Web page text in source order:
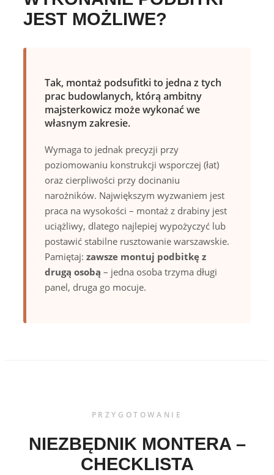
JEST MOŻLIWE?
Tak, montaż podsufitki to jedna z tych
prac budowlanych, którą ambitny
majsterkowicz może wykonać we
własnym zakresie.
Wymaga to jednak precyzji przy
poziomowaniu konstrukcji wsporczej (łat)
oraz cierpliwości przy docinaniu
narożników. Największym wyzwaniem jest
praca na wysokości – montaż z drabiny jest
uciążliwy, dlatego najlepiej wypożyczyć lub
postawić stabilne rusztowanie warszawskie.
Pamiętaj: zawsze montuj podbitkę z
drugą osobą – jedna osoba trzyma długi
panel, druga go mocuje.
PRZYGOTOWANIE
NIEZBĘDNIK MONTERA –
CHECKLISTA